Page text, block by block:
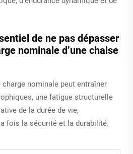
de ne pas dépasser
nominale d’une chaise
nominale peut entraîner
une fatigue structurelle
de la durée de vie,
fois la sécurité et la durabilité.